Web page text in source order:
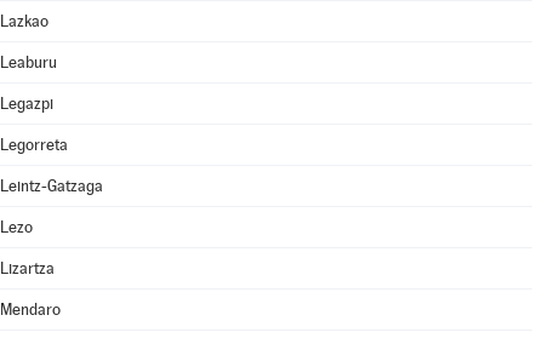
Lazkao
Leaburu
Legazpi
Legorreta
Leintz-Gatzaga
Lezo
Lizartza
Mendaro